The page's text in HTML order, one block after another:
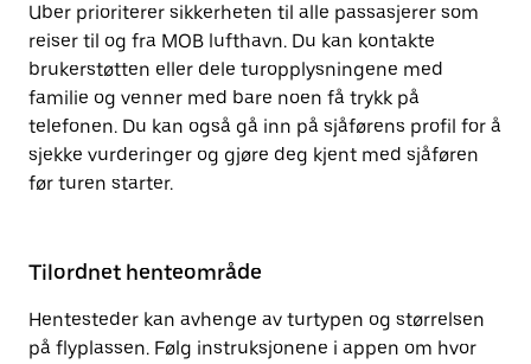
Uber prioriterer sikkerheten til alle passasjerer som
reiser til og fra MOB lufthavn. Du kan kontakte
brukerstøtten eller dele turopplysningene med
familie og venner med bare noen få trykk på
telefonen. Du kan også gå inn på sjåførens profil for å
sjekke vurderinger og gjøre deg kjent med sjåføren
før turen starter.
Tilordnet henteområde
Hentesteder kan avhenge av turtypen og størrelsen
på flyplassen. Følg instruksjonene i appen om hvor